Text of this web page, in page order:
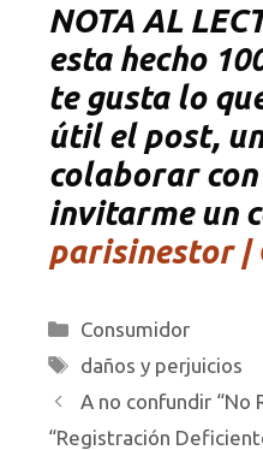
NOTA AL
esta hecho
te gusta lo
útil el post,
colaborar
invitarme un
parisinestor |
Categorías
Consumidor
Etiquetas
daños y perjuicios
A no confundir “No
“Registración